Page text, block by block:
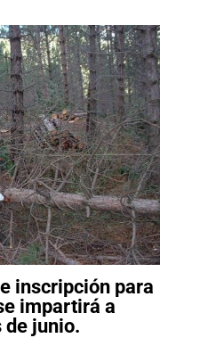
inscripción para
impartirá a
junio.